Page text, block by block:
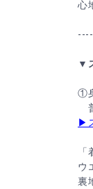
心
▼
①
▶
ウ
裏